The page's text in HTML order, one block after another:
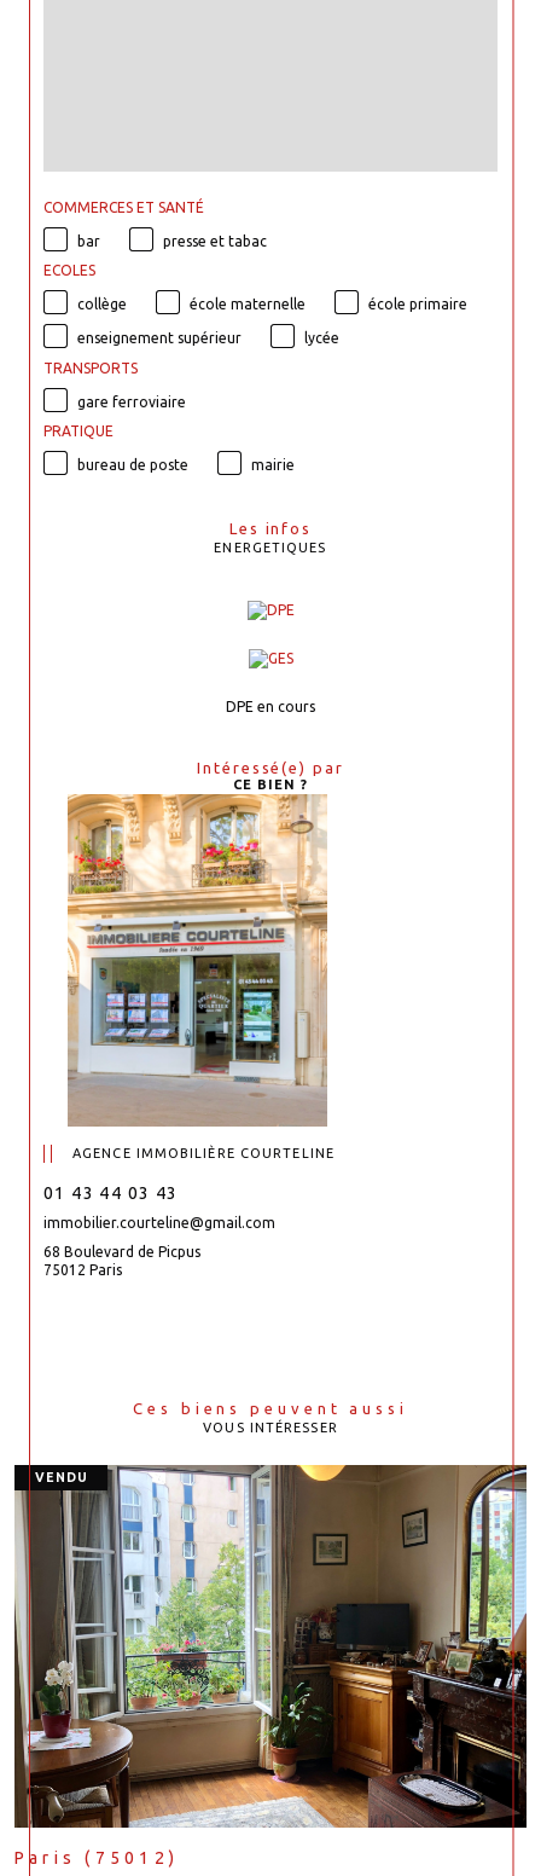
COMMERCES ET SANTÉ
bar
presse et tabac
ECOLES
collège école maternelle école primaire
enseignement supérieur
lycée
TRANSPORTS
gare ferroviaire
PRATIQUE
bureau de poste mairie
Les infos
ENERGETIQUES
DPE en cours
Intéressé(e) par
CE BIEN ?
AGENCE IMMOBILIÈRE COURTELINE
01 43 44 03 43
immobilier.courteline@gmail.com
68 Boulevard de Picpus
75012 Paris
Ces biens peuvent aussi
VOUS INTÉRESSER
VENDU
Paris (75012)